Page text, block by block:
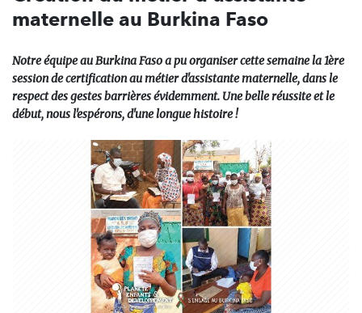
maternelle au Burkina Faso
Notre équipe au Burkina Faso a pu organiser cette semaine la 1ère
session de certification au métier d'assistante maternelle, dans le
respect des gestes barrières évidemment. Une belle réussite et le
début, nous l'espérons, d'une longue histoire !